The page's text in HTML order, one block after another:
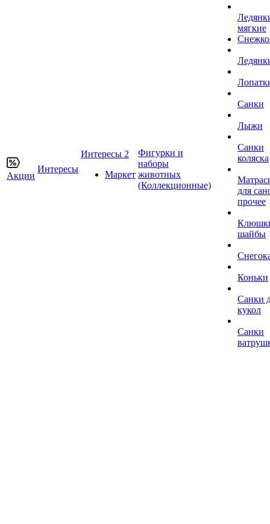
Акции
Интересы
Интересы 2
Маркет
Фигурки и
наборы
животных
(Коллекционные)
мягкие
Санки
Лыжи
Санки
коляска
для
прочее
шайбы
Коньки
Санки
кукол
Санки